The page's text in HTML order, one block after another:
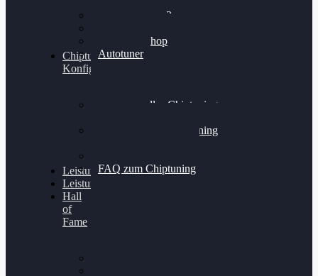
Alientech Kess3
Alientech Shop
Autotuner
Chiptuning
Konfigurator
Professionelles Chiptuning
Professionelles Chiptuning
FAQ zum Chiptuning
Leistungsmessung
Leistungsprüfstand
Hall
of
Fame